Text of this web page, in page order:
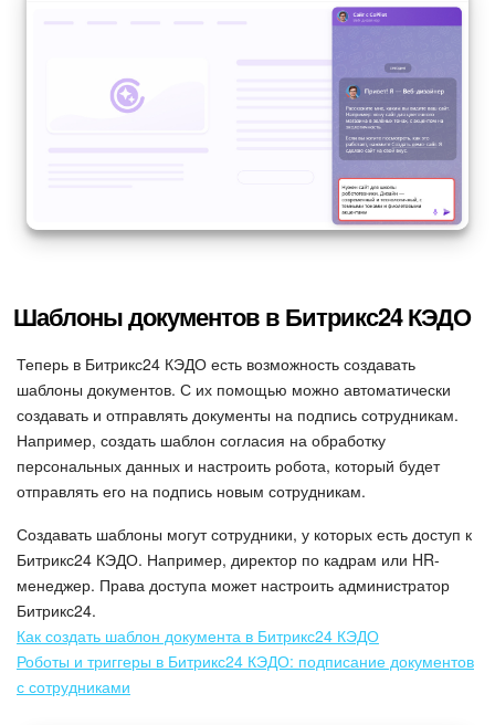
Подпись
BI Конструктор
Автоматизация
Интеграция 1С и Битрикс24
Сотрудники
Бизнес-процессы
Маркетплейс
Контакт-центр
Настройки
Шаблоны документов в Битрикс24 КЭДО
Теперь в Битрикс24 КЭДО есть возможность создавать
шаблоны документов. С их помощью можно автоматически
создавать и отправлять документы на подпись сотрудникам.
Например, создать шаблон согласия на обработку
персональных данных и настроить робота, который будет
отправлять его на подпись новым сотрудникам.
Создавать шаблоны могут сотрудники, у которых есть доступ к
Битрикс24 КЭДО. Например, директор по кадрам или HR-
менеджер. Права доступа может настроить администратор
Битрикс24.
Как создать шаблон документа в Битрикс24 КЭДО
Роботы и триггеры в Битрикс24 КЭДО: подписание документов
с сотрудниками